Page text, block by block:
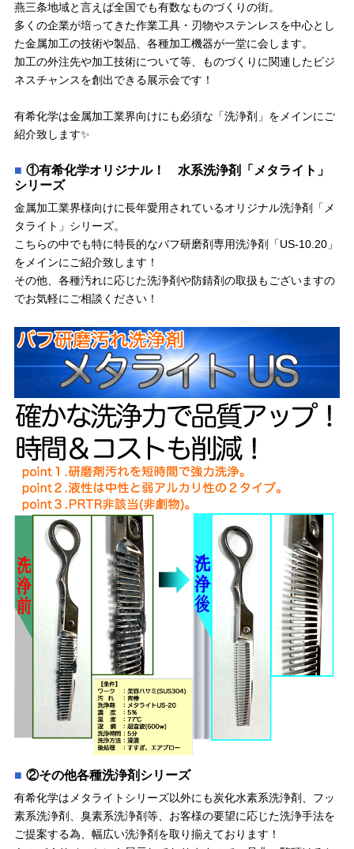
燕三条地域と言えば全国でも有数なものづくりの街。
多くの企業が培ってきた作業工具・刃物やステンレスを中心とし
た金属加工の技術や製品、各種加工機器が一堂に会します。
加工の外注先や加工技術について等、ものづくりに関連したビジ
ネスチャンスを創出できる展示会です！
有希化学は金属加工業界向けにも必須な「洗浄剤」をメインにご
紹介致します✨
①有希化学オリジナル！ 水系洗浄剤「メタライト」
シリーズ
金属加工業界様向けに長年愛用されているオリジナル洗浄剤「メ
タライト」シリーズ。
こちらの中でも特に特長的なバフ研磨剤専用洗浄剤「US-10.20」
をメインにご紹介致します！
その他、各種汚れに応じた洗浄剤や防錆剤の取扱もございますの
でお気軽にご相談ください！
②その他各種洗浄剤シリーズ
有希化学はメタライトシリーズ以外にも炭化水素系洗浄剤、フッ
素系洗浄剤、臭素系洗浄剤等、お客様の要望に応じた洗浄手法を
ご提案する為、幅広い洗浄剤を取り揃えております！